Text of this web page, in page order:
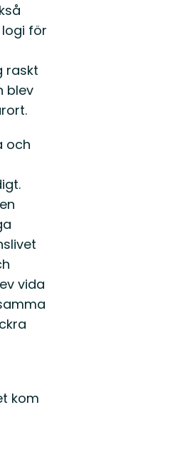
för
raskt
blev
och
vida
kom